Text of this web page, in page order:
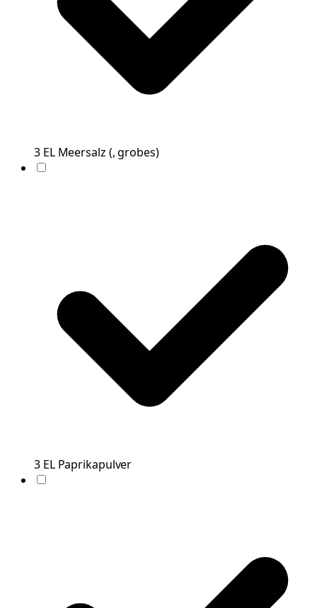
3 EL Meersalz (, grobes)
3 EL Paprikapulver